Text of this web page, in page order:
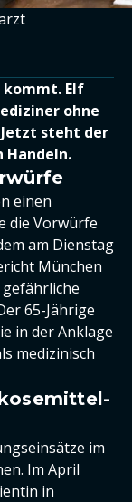
kommt. Elf
ohne
steht der
Handeln.
einen
die Vorwürfe
am Dienstag
München
65-Jährige
in der Anklage
medizinisch
im
Im April
in